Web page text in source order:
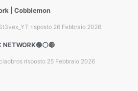
| Cobblemon
26 Febbraio 2026
NETWORK🟢⚪️🔴
25 Febbraio 2026